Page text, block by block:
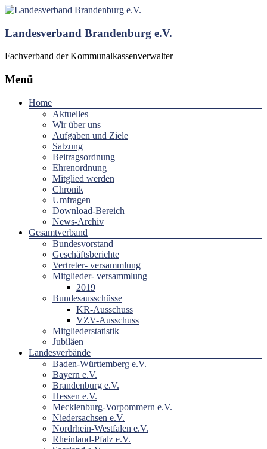
Landesverband Brandenburg e.V.
Fachverband der Kommunalkassenverwalter
Menü
Home
Aktuelles
Wir über uns
Aufgaben und Ziele
Satzung
Beitragsordnung
Ehrenordnung
Mitglied werden
Chronik
Umfragen
Download-Bereich
News-Archiv
Gesamtverband
Bundesvorstand
Geschäftsberichte
Vertreter- versammlung
Mitglieder- versammlung
2019
Bundesausschüsse
KR-Ausschuss
VZV-Ausschuss
Mitgliederstatistik
Jubiläen
Landesverbände
Baden-Württemberg e.V.
Bayern e.V.
Brandenburg e.V.
Hessen e.V.
Mecklenburg-Vorpommern e.V.
Niedersachsen e.V.
Nordrhein-Westfalen e.V.
Rheinland-Pfalz e.V.